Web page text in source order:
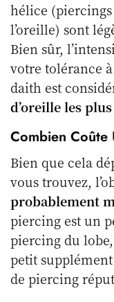
hélice
l’oreille) sont
Bien sûr,
votre tolérance
daith est
d’oreille les
Combien Coûte
Bien que cela
vous trouvez,
probablement
piercing est un
piercing du
petit
de piercing